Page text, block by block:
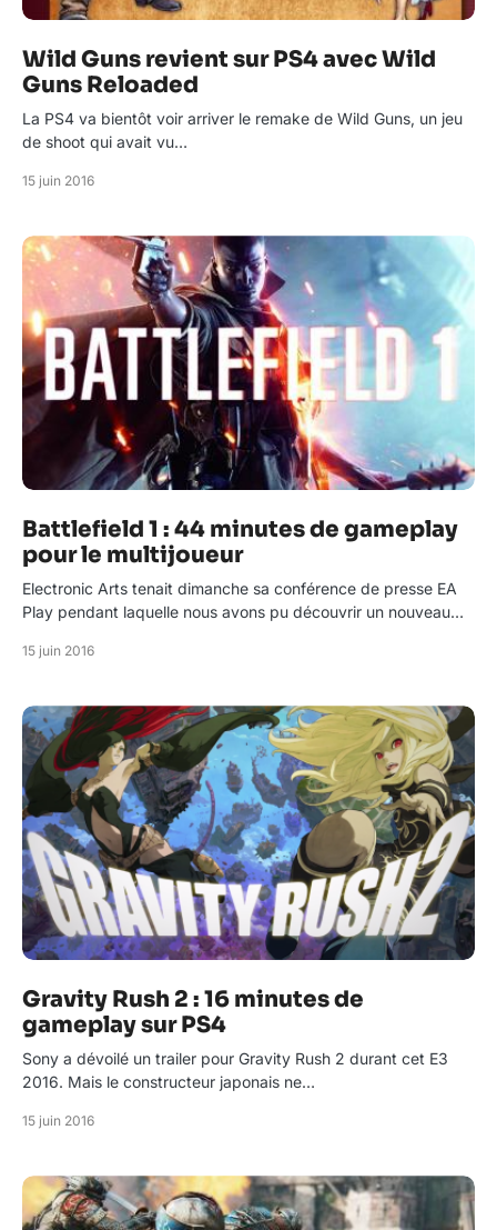
Wild Guns revient sur PS4 avec Wild
Guns Reloaded
La PS4 va bientôt voir arriver le remake de Wild Guns, un jeu
de shoot qui avait vu…
15 juin 2016
Battlefield 1 : 44 minutes de gameplay
pour le multijoueur
Electronic Arts tenait dimanche sa conférence de presse EA
Play pendant laquelle nous avons pu découvrir un nouveau…
15 juin 2016
Gravity Rush 2 : 16 minutes de
gameplay sur PS4
Sony a dévoilé un trailer pour Gravity Rush 2 durant cet E3
2016. Mais le constructeur japonais ne…
15 juin 2016